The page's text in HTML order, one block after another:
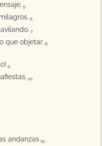
5
6
7
que objetar. 8
9
10
andanzas 15